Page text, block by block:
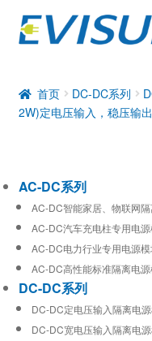
DC-DC系列
工业通信模块
首页 DC-DC系列
2W)定电压输入，稳压输出
AC-DC系列
AC-DC智能家居、物联网
AC-DC汽车充电柱专用电
AC-DC电力行业专用电源
AC-DC高性能标准隔离电
DC-DC系列
DC-DC定电压输入隔离电
DC-DC宽电压输入隔离电